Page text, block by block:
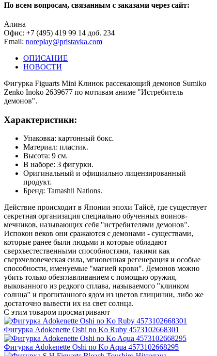
По всем вопросам, связанным с заказами через сайт:
Алина
Офис: +7 (495) 419 99 14 доб. 234
Email: noreplay@pristavka.com
ОПИСАНИЕ
НОВОСТИ
Фигурка Figuarts Mini Клинок рассекающий демонов Sumiko
Zenko Inoko 2639677 по мотивам аниме "Истребитель
демонов".
Характеристики:
Упаковка: картонный бокс.
Материал: пластик.
Высота: 9 см.
В наборе: 3 фигурки.
Оригинальный и официально лицензированный
продукт.
Бренд: Tamashii Nations.
Действие происходит в Японии эпохи Тайсё, где существует
секретная организация специально обученных воинов-
мечников, называющих себя "истребителями демонов".
Испокон веков они сражаются с демонами - существами,
которые ранее были людьми и которые обладают
сверхъестественными способностями, такими как
сверхчеловеческая сила, мгновенная регенерация и особые
способности, именуемые "магией крови". Демонов можно
убить только обезглавливанием с помощью оружия,
выкованного из редкого сплава, называемого "клинком
солнца" и пропитанного ядом из цветов глицинии, либо же
достаточно вывести их на свет солнца.
С этим товаром просматривают
Фигурка Adokenette Oshi no Ko Ruby 4573102668301
Фигурка Adokenette Oshi no Ko Aqua 4573102668295